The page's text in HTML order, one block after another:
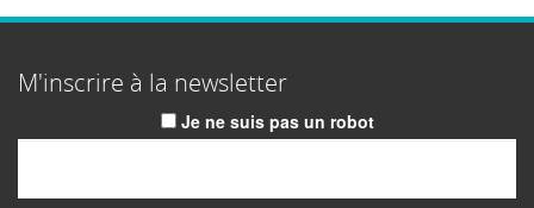
M'inscrire à la newsletter
Je ne suis pas un robot